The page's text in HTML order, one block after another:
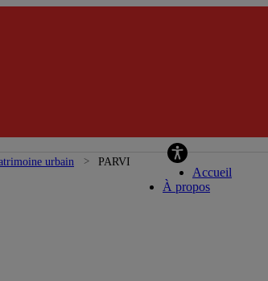
urbain PARVI
Accueil
À propos